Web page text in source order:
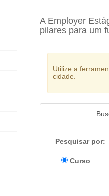
A Employer
pilares para um
Utilize a
cidade.
Pesquisar por:
Curso